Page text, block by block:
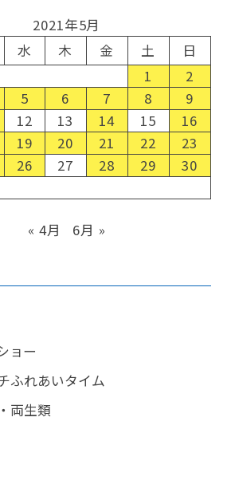
2021年5月
水 木 金 土
日
1
2
5 6 7 8
9
12 13 14 15
16
19 20 21 22
23
26 27 28 29
30
« 4月 6月 »
ョー
ふれあいタイム
両生類